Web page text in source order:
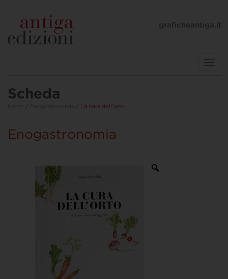
graficheantiga.it
Scheda
/ / La cura dell’orto
Enogastronomia